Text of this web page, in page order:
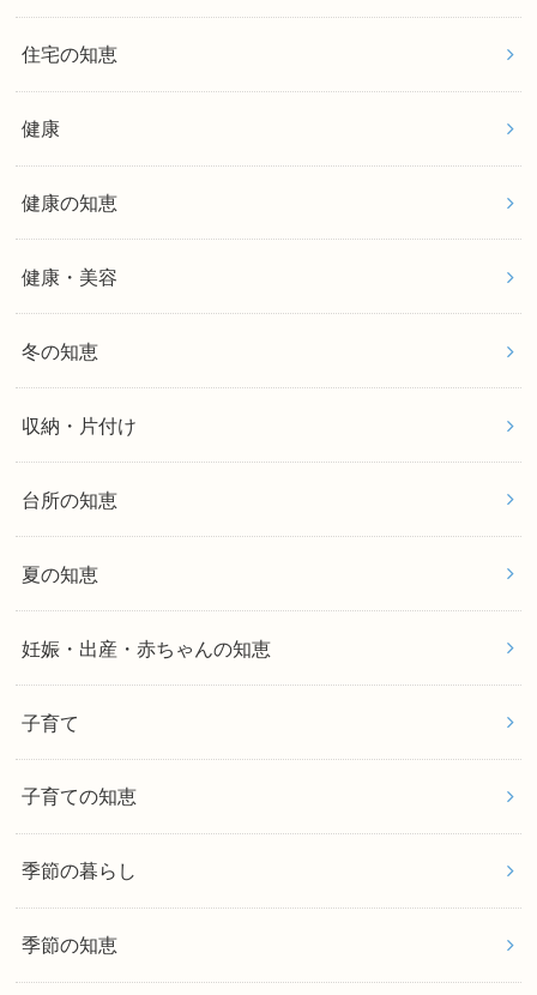
住宅の知恵
健康
健康の知恵
健康・美容
冬の知恵
収納・片付け
台所の知恵
夏の知恵
妊娠・出産・赤ちゃんの知恵
子育て
子育ての知恵
季節の暮らし
季節の知恵